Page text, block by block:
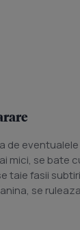
de
mici, se bate
taie fasii
se